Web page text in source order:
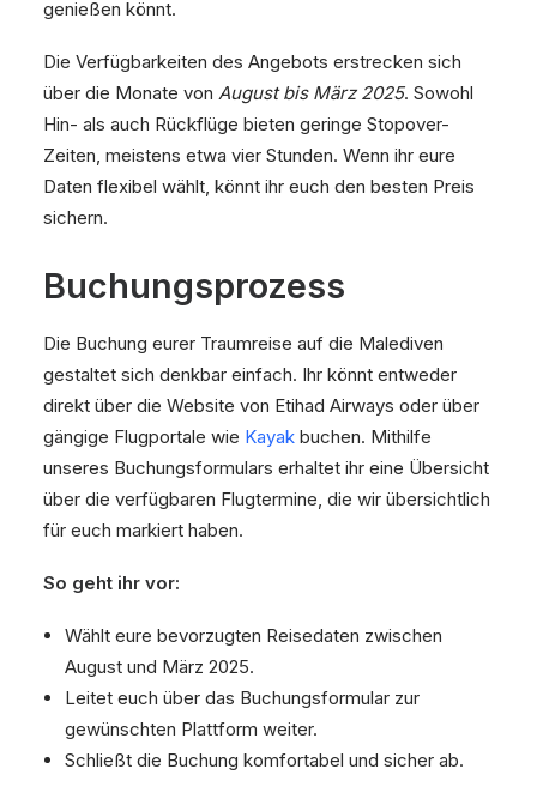
genießen könnt.
Die Verfügbarkeiten des Angebots erstrecken sich
über die Monate von August bis März 2025. Sowohl
Hin- als auch Rückflüge bieten geringe Stopover-
Zeiten, meistens etwa vier Stunden. Wenn ihr eure
Daten flexibel wählt, könnt ihr euch den besten Preis
sichern.
Buchungsprozess
Die Buchung eurer Traumreise auf die Malediven
gestaltet sich denkbar einfach. Ihr könnt entweder
direkt über die Website von Etihad Airways oder über
gängige Flugportale wie Kayak buchen. Mithilfe
unseres Buchungsformulars erhaltet ihr eine Übersicht
über die verfügbaren Flugtermine, die wir übersichtlich
für euch markiert haben.
So geht ihr vor:
Wählt eure bevorzugten Reisedaten zwischen
August und März 2025.
Leitet euch über das Buchungsformular zur
gewünschten Plattform weiter.
Schließt die Buchung komfortabel und sicher ab.